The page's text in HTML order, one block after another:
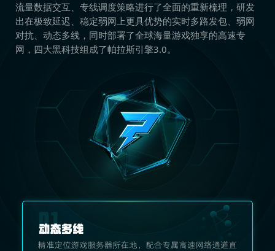
流量数据交互、专线调度策略进行了全面的重新梳理，研发
出在极致延迟、稳定弱网上更具优势的实时多路发包、弱网
对抗、动态多线，同时部署了全球海量游戏独享的高速专
网，四大黑科技组成了帕拉斯引擎3.0。